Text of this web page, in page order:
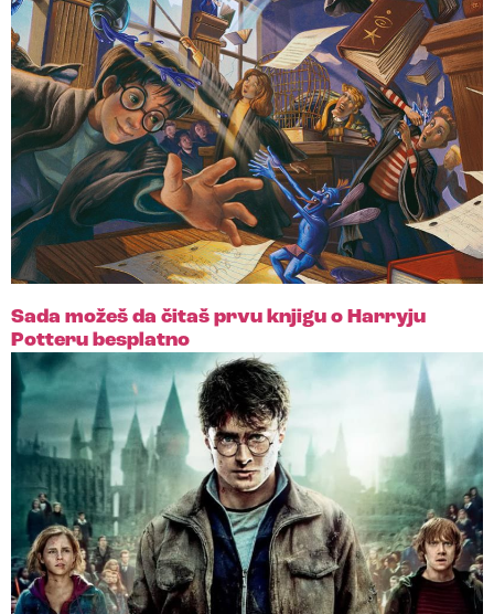
Sada možeš da čitaš prvu knjigu o Harryju
Potteru besplatno